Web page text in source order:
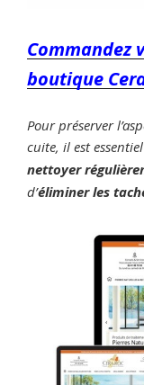
Commandez
boutique
Pour préserver
cuite, il est essentiel
nettoyer
d’éliminer les